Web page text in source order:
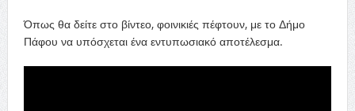
Όπως θα δείτε στο βίντεο, φοινικιές πέφτουν, με το Δήμο
Πάφου να υπόσχεται ένα εντυπωσιακό αποτέλεσμα.